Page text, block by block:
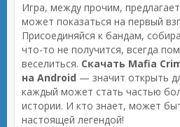
Игра, между прочим,
может показаться на первый
Присоединяйся к бандам,
что-то не получится, всегда
веселиться. Скачать Mafia
на Android — значит открыть
каждый может стать частью
истории. И кто знает, может
настоящей легендой!